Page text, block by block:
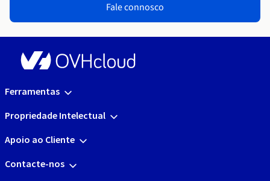
Fale connosco
Ferramentas
Propriedade Intelectual
Apoio ao Cliente
Contacte-nos